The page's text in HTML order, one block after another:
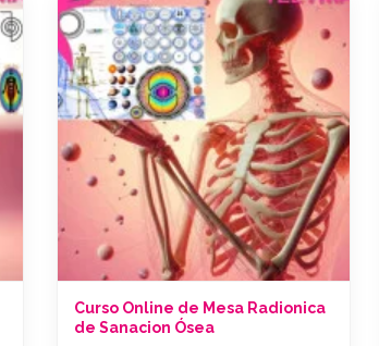
Curso Online de Mesa Radionica
de Sanacion Ósea